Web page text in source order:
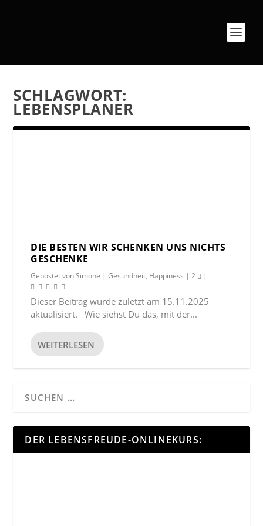
SCHLAGWORT:
LEBENSPLANER
DIE BESTEN WIR SCHENKEN UNS NICHTS
GESCHENKE
Gepostet vonSimone |Gesundheit, Happiness |2 |
Dieser Beitrag wurde zuletzt am 15.11.2025
aktualisiert. Wie siehst Du das, mit der...
WEITERLESEN
DER LEBENSFREUDE-ONLINEKURS: